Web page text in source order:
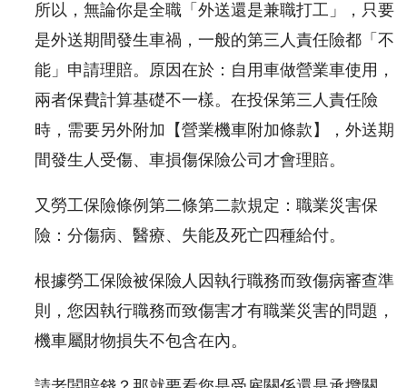
所以，無論你是全職「外送還是兼職打工」，只要
是外送期間發生車禍，一般的第三人責任險都「不
能」申請理賠。原因在於：自用車做營業車使用，
兩者保費計算基礎不一樣。在投保第三人責任險
時，需要另外附加【營業機車附加條款】，外送期
間發生人受傷、車損傷保險公司才會理賠。
又勞工保險條例第二條第二款規定：職業災害保
險：分傷病、醫療、失能及死亡四種給付。
根據勞工保險被保險人因執行職務而致傷病審查準
則，您因執行職務而致傷害才有職業災害的問題，
機車屬財物損失不包含在內。